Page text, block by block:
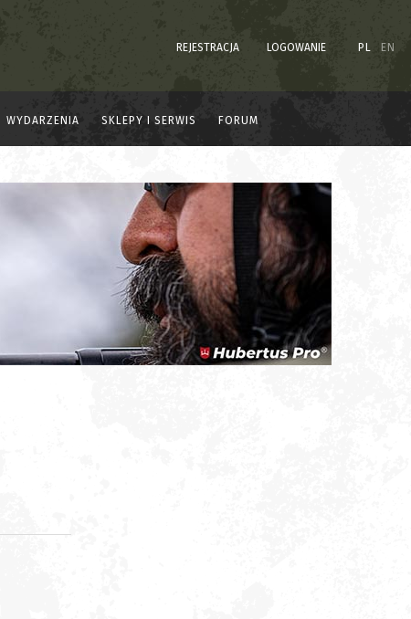
REJESTRACJA LOGOWANIE PL EN
WYDARZENIA SKLEPY I SERWIS FORUM